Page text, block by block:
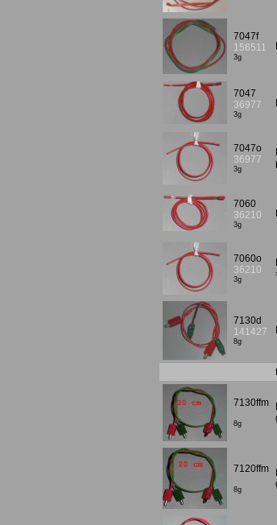
7047f
156511
3g
7047
36977
3g
7047o
36977
3g
7060
36210
3g
7060o
36210
3g
7130d
141427
8g
7130ffm
8g
7120ffm
8g